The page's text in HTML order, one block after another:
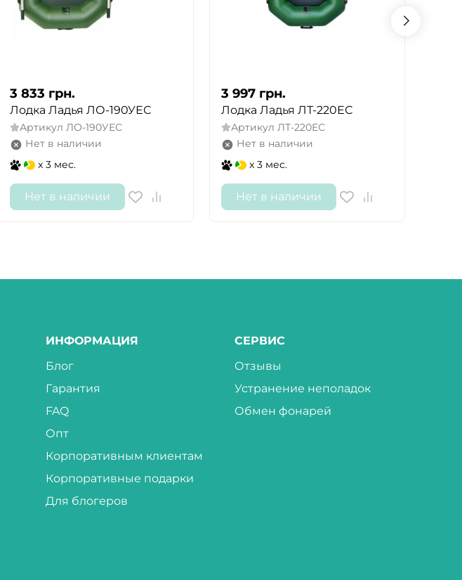
3 833 грн.
Лодка Ладья ЛО-190УЕС
Артикул ЛО-190УЕС
Нет в наличии
x 3 мес.
Нет в наличии
3 997 грн.
Лодка Ладья ЛТ-220ЕС
Артикул ЛТ-220ЕС
Нет в наличии
x 3 мес.
Нет в наличии
ИНФОРМАЦИЯ
Блог
Гарантия
FAQ
Опт
Корпоративным клиентам
Корпоративные подарки
Для блогеров
СЕРВИС
Отзывы
Устранение неполадок
Обмен фонарей